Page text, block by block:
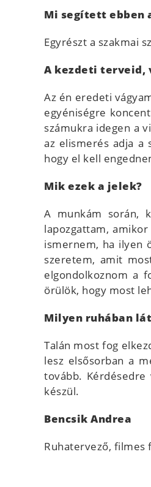
Mi segített ebben
Egyrészt a szakmai
A kezdeti terveid,
Az én eredeti
egyéniségre
számukra idegen a
az elismerés adja a
hogy el kell
Mik ezek a jelek?
A munkám során,
lapozgattam,
ismernem, ha ilyen
szeretem, amit
elgondolkoznom a
örülök, hogy most
Milyen ruhában
Talán most fog
lesz elsősorban a
tovább.
készül.
Bencsik Andrea
Ruhatervező, filmes